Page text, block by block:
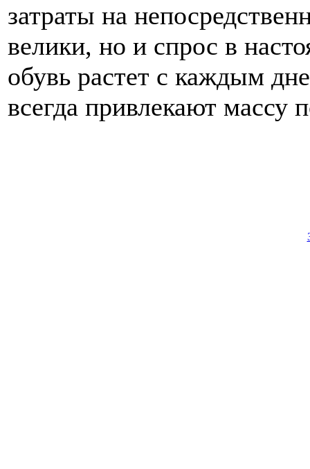
затраты на
велики, но и спрос в
обувь растет с каждым
всегда привлекают массу